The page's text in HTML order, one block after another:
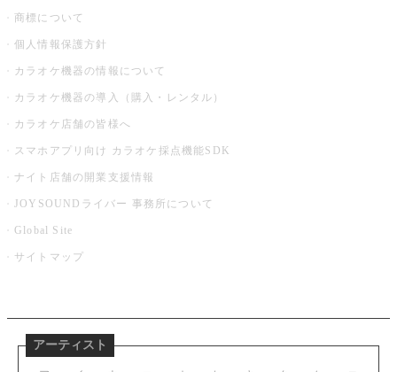
商標について
個人情報保護方針
カラオケ機器の情報について
カラオケ機器の導入（購入・レンタル）
カラオケ店舗の皆様へ
スマホアプリ向け カラオケ採点機能SDK
ナイト店舗の開業支援情報
JOYSOUNDライバー 事務所について
Global Site
サイトマップ
アーティスト